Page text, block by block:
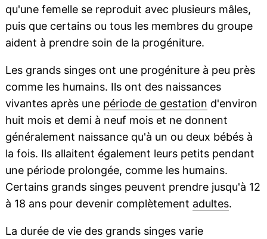
qu'une femelle se reproduit avec plusieurs mâles,
puis que certains ou tous les membres du groupe
aident à prendre soin de la progéniture.
Les grands singes ont une progéniture à peu près
comme les humains. Ils ont des naissances
vivantes après une période de gestation d'environ
huit mois et demi à neuf mois et ne donnent
généralement naissance qu'à un ou deux bébés à
la fois. Ils allaitent également leurs petits pendant
une période prolongée, comme les humains.
Certains grands singes peuvent prendre jusqu'à 12
à 18 ans pour devenir complètement adultes.
La durée de vie des grands singes varie